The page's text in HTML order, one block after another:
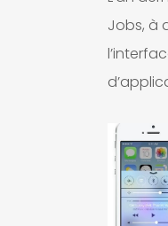
Jobs, à